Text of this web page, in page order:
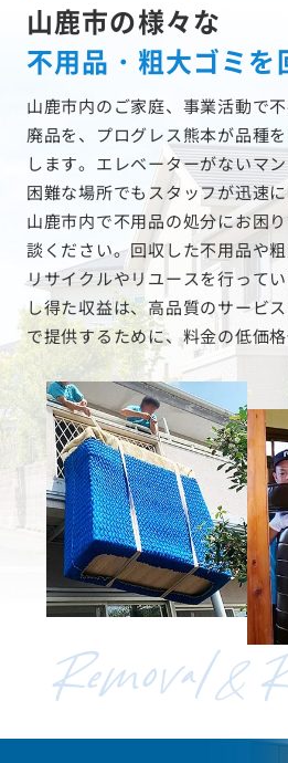
山鹿市の様々な
不用品・粗大ゴミを
山鹿市内のご家庭、事業活動で
廃品を、プログレス熊本が品種
します。エレベーターがないマ
困難な場所でもスタッフが迅速
山鹿市内で不用品の処分にお困
談ください。回収した不用品や
リサイクルやリユースを行って
し得た収益は、高品質のサービ
で提供するために、料金の低価